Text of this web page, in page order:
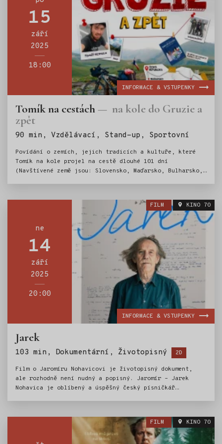
poradit s novým vztahem na dálku do kterého přijde
další dítě? Snadné cesty jsou pro amatéry. Na všechno
ostatní je tady Adéla……
15
září
2025
18:00
Tomík na cestách na kole do Gruzie a
zpět
90 min, Vzdělávací, Stand-up, Sportovní
Povídání o zemích, jejich tradicích a kultuře, které
Tomík na kole projel na cestě dlouhé 101 dní
(Navštívené země jsou: Slovensko, Maďarsko, Bulharsko,
příběhem, kterých má plné kapsy. Celé vyprávění je
prokládáno fotkami a videí.
INFORMACE & VSTUPENKY
ne
14
září
2025
20:00
FILM KINO 70
Jarek
103 min, Dokumentární, Životopisný Štítky:
2D
Film o Jaromíru Nohavicovi je životopisný dokument,
ale rozhodně není nudný a popisný. Jaromír – Jarek
Nohavica je oblíbený a úspěšný český písničkář
této výrazné a nejednoznačné osobnosti. Takže jaký
je ten slavný, zbožňovaný i odsuzovaný písničkář
vlastně člověk? Jeho život a obraz by byly jiné, kdyby
INFORMACE & VSTUPENKY
FILM KINO 70